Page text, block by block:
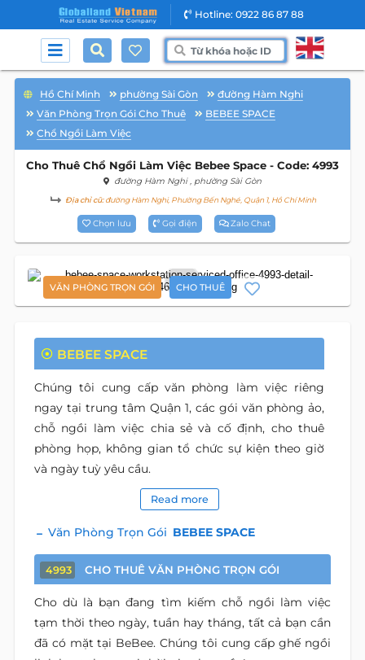
Hotline: 0922 86 87 88
Hồ Chí Minh phường Sài Gòn
đường Hàm Nghi
Văn Phòng Trọn Gói Cho Thuê
BEBEE SPACE
Chổ Ngồi Làm Việc
Cho Thuê Chổ Ngồi Làm Việc Bebee Space - Code: 4993
đường Hàm Nghi , phường Sài Gòn
Địa chỉ cũ:đường Hàm Nghi, Phường Bến Nghé, Quận 1, Hồ Chí Minh
Chọn lưu Gọi điện Zalo Chat
VĂN PHÒNG TRỌN GÓI CHO THUÊ
6
BEBEE SPACE
Chúng tôi cung cấp văn phòng làm việc riêng
ngay tại trung tâm Quận 1, các gói văn phòng ảo,
chỗ ngồi làm việc chia sẻ và cố định, cho thuê
phòng họp, không gian tổ chức sự kiện theo giờ
và ngày tuỳ yêu cầu.
Read more
Văn Phòng Trọn Gói BEBEE SPACE
4993 CHO THUÊ VĂN PHÒNG TRỌN GÓI
Cho dù là bạn đang tìm kiếm chỗ ngồi làm việc
tạm thời theo ngày, tuần hay tháng, tất cả bạn cần
đã có mặt tại BeBee. Chúng tôi cung cấp ghế ngồi